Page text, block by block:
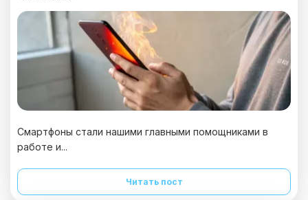
Смартфоны стали нашими главными помощниками в
работе и...
Читать пост